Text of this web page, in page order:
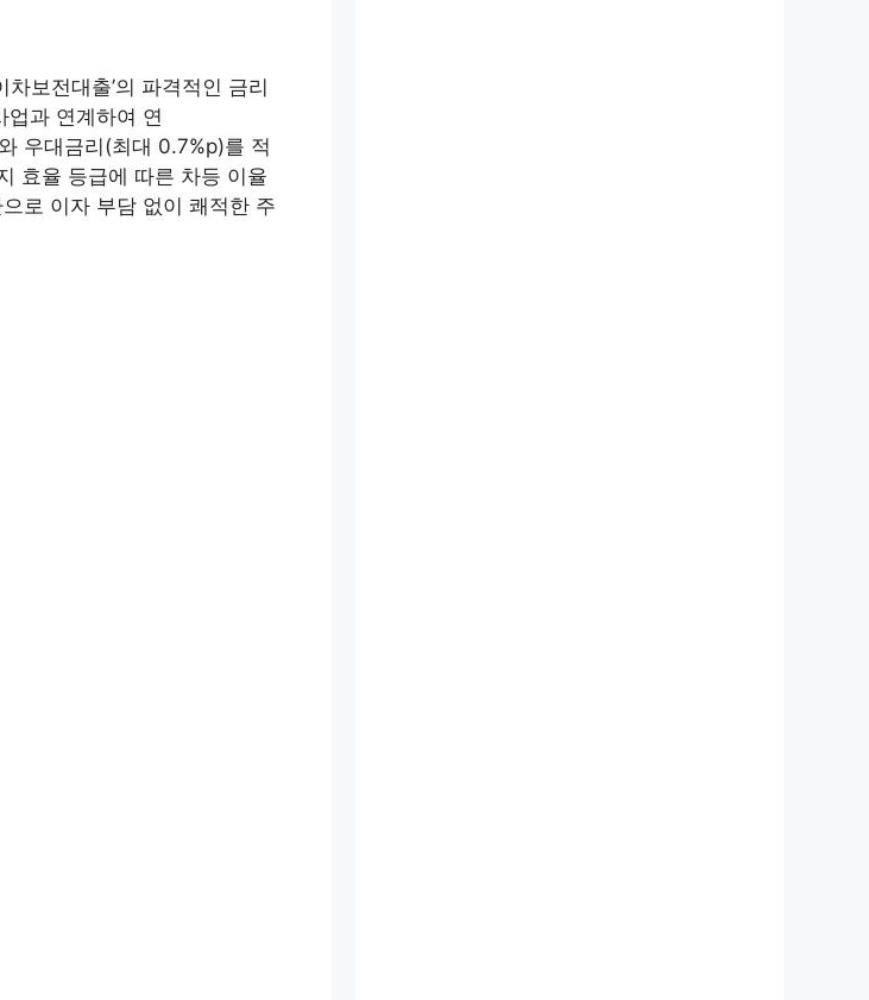
보전대출’의 파격적인 금리
업과 연계하여 연
우대금리(최대 0.7%p)를 적
효율 등급에 따른 차등 이율
로 이자 부담 없이 쾌적한 주